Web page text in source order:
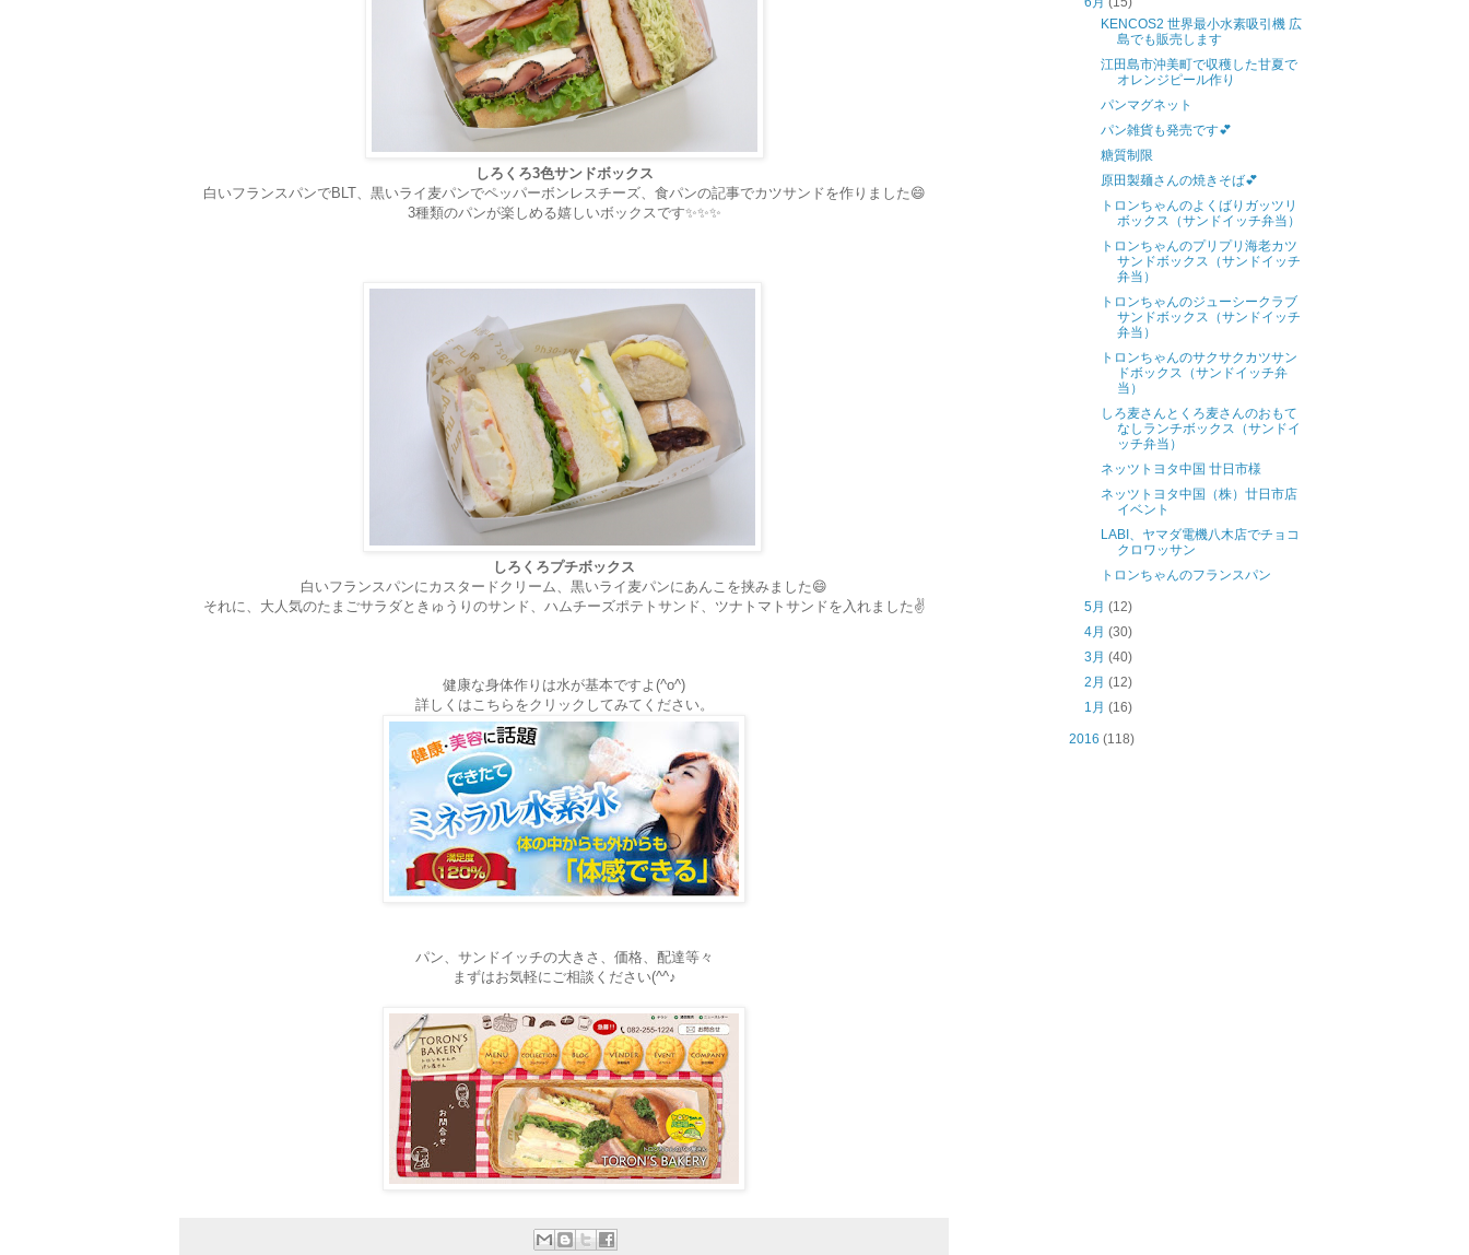
しろくろ3色サンドボックス
白いフランスパンでBLT、黒いライ麦パンでペッパーボンレスチーズ、食パンの記事でカツサンドを作りました😄
3種類のパンが楽しめる嬉しいボックスです✨✨✨
しろくろプチボックス
白いフランスパンにカスタードクリーム、黒いライ麦パンにあんこを挟みました😄
それに、大人気のたまごサラダときゅうりのサンド、ハムチーズポテトサンド、ツナトマトサンドを入れました✌️
健康な身体作りは水が基本ですよ(^o^)
詳しくはこちらをクリックしてみてください。
パン、サンドイッチの大きさ、価格、配達等々
まずはお気軽にご相談ください(^^♪
KENCOS2 世界最小水素吸引機 広
島でも販売します
江田島市沖美町で収穫した甘夏で
オレンジピール作り
パンマグネット
パン雑貨も発売です💕
糖質制限
原田製麺さんの焼きそば💕
トロンちゃんのよくばりガッツリ
ボックス（サンドイッチ弁当）
トロンちゃんのプリプリ海老カツ
サンドボックス（サンドイッチ
弁当）
トロンちゃんのジューシークラブ
サンドボックス（サンドイッチ
弁当）
トロンちゃんのサクサクカツサン
ドボックス（サンドイッチ弁
当）
しろ麦さんとくろ麦さんのおもて
なしランチボックス（サンドイ
ッチ弁当）
ネッツトヨタ中国 廿日市様
ネッツトヨタ中国（株）廿日市店
イベント
LABI、ヤマダ電機八木店でチョコ
クロワッサン
トロンちゃんのフランスパン
5月 (12)
4月 (30)
3月 (40)
2月 (12)
1月 (16)
2016 (118)